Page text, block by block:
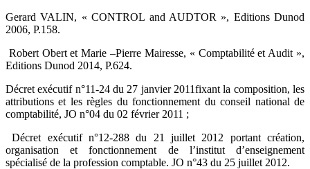
Gerard VALIN, « CONTROL and AUDTOR », Editions Dunod
2006, P.158.‎
‎ Robert Obert et Marie –Pierre Mairesse, « Comptabilité et Audit »,
Editions Dunod 2014, P.624. ‎
Décret exécutif n°11-24 du 27 janvier 2011fixant la composition, les
attributions et les règles du ‎fonctionnement du conseil national de
comptabilité, JO n°04 du 02 février 2011 ;‎
‎ Décret exécutif n°12-288 du 21 juillet 2012 portant création,
organisation et fonctionnement de ‎l’institut d’enseignement
spécialisé de la profession comptable. JO n°43 du 25 juillet 2012. ‎